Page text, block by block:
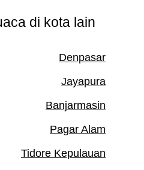
di kota lain
Denpasar
Jayapura
Banjarmasin
Pagar Alam
Tidore Kepulauan